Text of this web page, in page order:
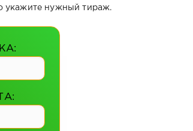
укажите нужный тираж.